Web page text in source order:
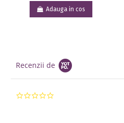
Adauga in cos
Recenzii de